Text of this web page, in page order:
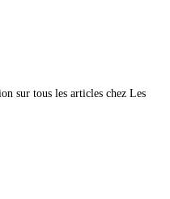
sur tous les articles chez Les